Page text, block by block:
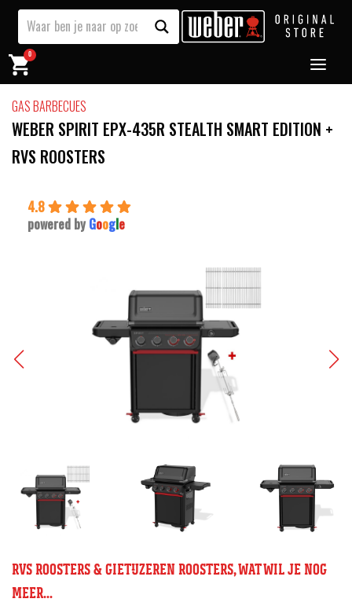
0
GAS BARBECUES
WEBER SPIRIT EPX-435R STEALTH SMART EDITION +
RVS ROOSTERS
4.8
powered by Google
RVS ROOSTERS & GIETIJZEREN ROOSTERS, WAT WIL JE NOG
MEER...